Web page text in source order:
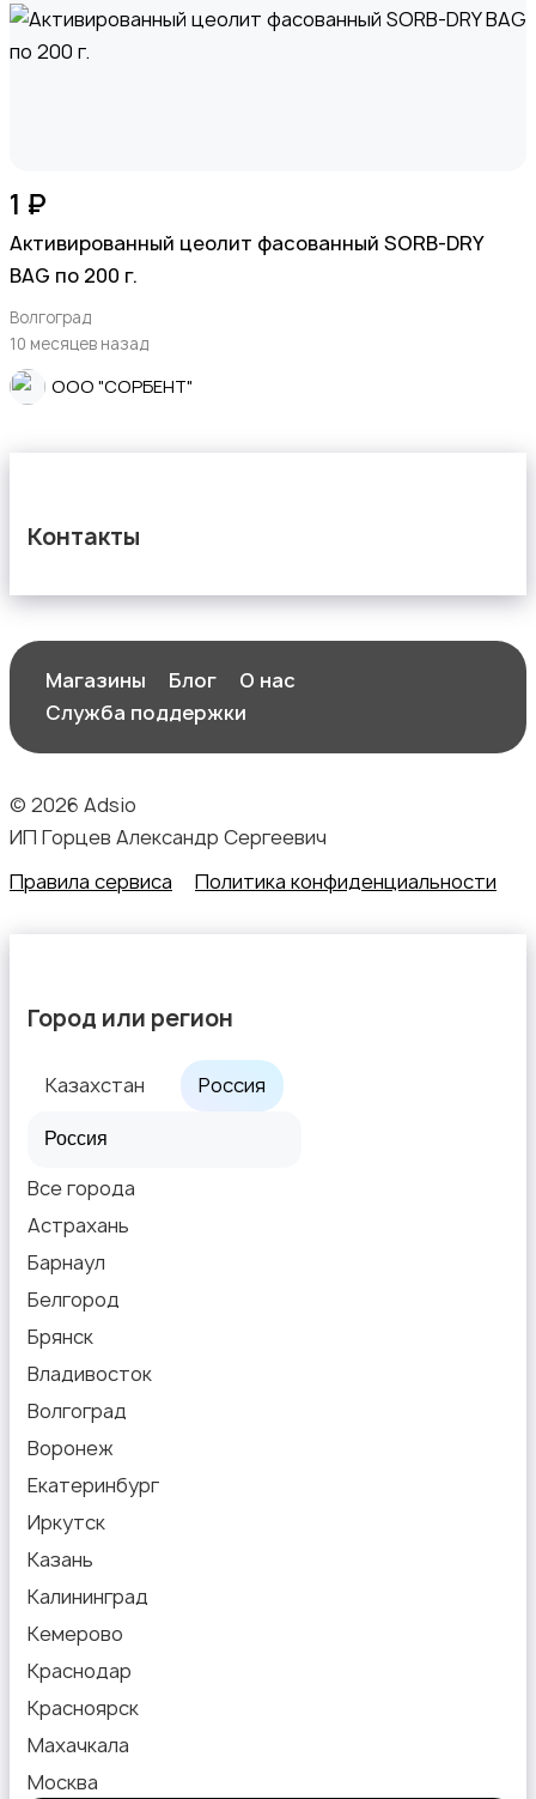
1 ₽
Активированный цеолит фасованный SORB-DRY
BAG по 200 г.
Волгоград
10 месяцев назад
ООО "СОРБЕНТ"
Контакты
Магазины Блог
О нас
Служба поддержки
© 2026 Adsio
ИП Горцев Александр Сергеевич
Правила сервиса
Политика конфиденциальности
Город или регион
Казахстан Россия
Все города
Астрахань
Барнаул
Белгород
Брянск
Владивосток
Волгоград
Воронеж
Екатеринбург
Иркутск
Казань
Калининград
Кемерово
Краснодар
Красноярск
Махачкала
Москва